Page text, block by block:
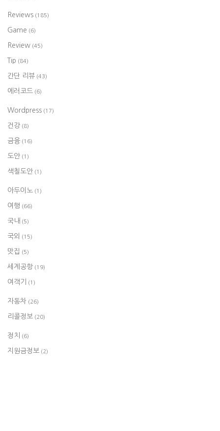
Reviews (185)
Game (6)
Review (45)
Tip (84)
간단 리뷰 (43)
에러코드 (6)
Wordpress (17)
건강 (8)
금융 (16)
도안 (1)
색칠도안 (1)
아두이노 (1)
여행 (66)
국내 (5)
국외 (15)
맛집 (5)
세계공항 (19)
여객기 (1)
자동차 (26)
리콜정보 (20)
정치 (6)
지원금정보 (2)